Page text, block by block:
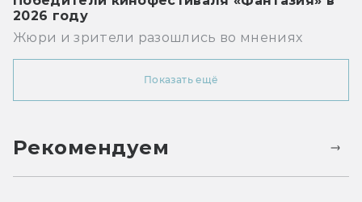
2026 году
Жюри и зрители разошлись во мнениях
Показать ещё
Рекомендуем